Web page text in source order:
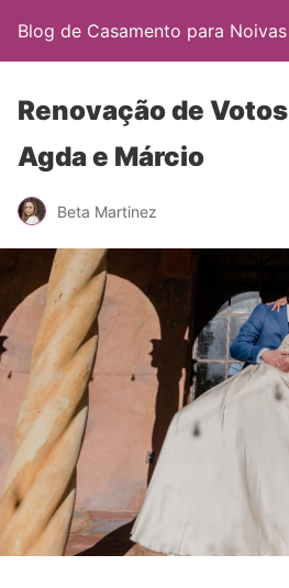
Blog de Casamento para
Renovação de
Agda e Márcio
Beta Martinez